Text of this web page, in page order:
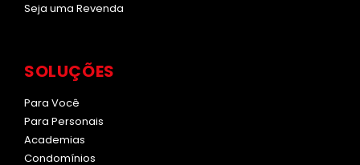
Seja uma Revenda
SOLUÇÕES
Para Você
Para Personais
Academias
Condomínios